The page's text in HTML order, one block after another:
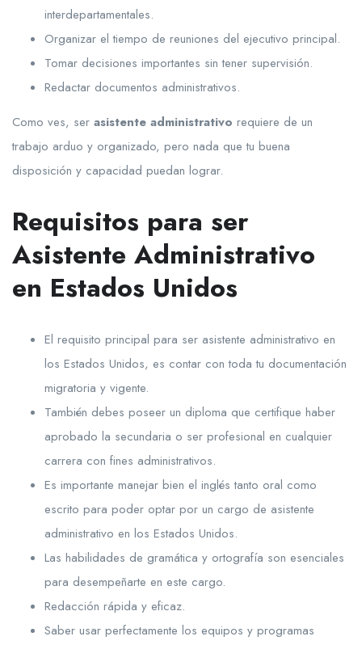
interdepartamentales.
Organizar el tiempo de reuniones del ejecutivo principal.
Tomar decisiones importantes sin tener supervisión.
Redactar documentos administrativos.
Como ves, ser asistente administrativo requiere de un
trabajo arduo y organizado, pero nada que tu buena
disposición y capacidad puedan lograr.
Requisitos para ser
Asistente Administrativo
en Estados Unidos
El requisito principal para ser asistente administrativo en
los Estados Unidos, es contar con toda tu documentación
migratoria y vigente.
También debes poseer un diploma que certifique haber
aprobado la secundaria o ser profesional en cualquier
carrera con fines administrativos.
Es importante manejar bien el inglés tanto oral como
escrito para poder optar por un cargo de asistente
administrativo en los Estados Unidos.
Las habilidades de gramática y ortografía son esenciales
para desempeñarte en este cargo.
Redacción rápida y eficaz.
Saber usar perfectamente los equipos y programas